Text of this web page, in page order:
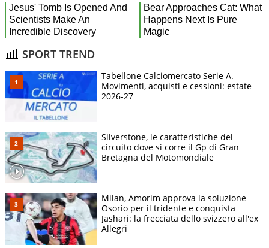
SPORT TREND
Tabellone Calciomercato Serie A.
Movimenti, acquisti e cessioni: estate
2026-27
Silverstone, le caratteristiche del
circuito dove si corre il Gp di Gran
Bretagna del Motomondiale
Milan, Amorim approva la soluzione
Osorio per il tridente e conquista
Jashari: la frecciata dello svizzero all'ex
Allegri